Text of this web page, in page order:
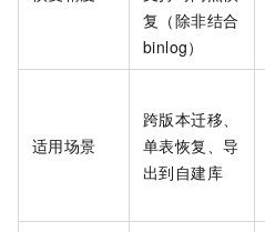
复（除非结合
binlog）
适用场景
跨版本迁移、
单表恢复、导
出到自建库